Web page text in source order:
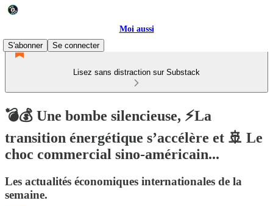
Moi aussi
S'abonner
Se connecter
Lisez sans distraction sur Substack
💣💰 Une bombe silencieuse, ⚡️La
transition énergétique s’accélère et 🚢 Le
choc commercial sino-américain...
Les actualités économiques internationales de la
semaine.